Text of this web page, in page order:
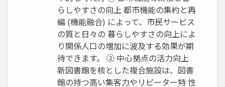
らしやすさの向上 都市機能の集約と再
編 (機能融合) によって、市民サービス
の質と日々の 暮らしやすさの向上によ
り関係人口の増加に波及する効果が期
待できます。 ② 中心拠点の活力向上
新図書館を核とした複合施設は、図書
館の持つ高い集客力やリピーター特 性